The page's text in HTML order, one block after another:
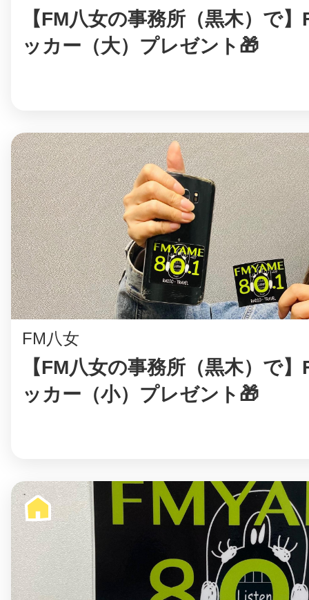
【FM八女の事務所（黒木）で
ッカー（大）プレゼント🎁
FM八女
【FM八女の事務所（黒木）で
ッカー（小）プレゼント🎁